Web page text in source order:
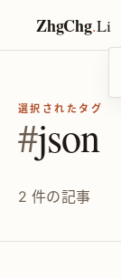
ZhgChg.Li
選択されたタグ
#json
2 件の記事